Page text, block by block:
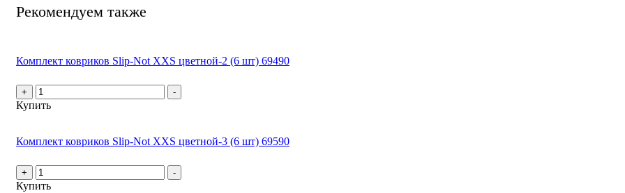
Рекомендуем также
Комплект ковриков Slip-Not XXS цветной-2 (6 шт) 69490
+ -
Купить
Комплект ковриков Slip-Not XXS цветной-3 (6 шт) 69590
+ -
Купить